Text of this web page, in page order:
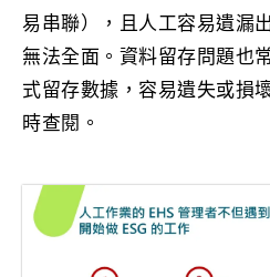
易串聯），且人工容易遺漏
無法全面。資料留存問題也
式留存數據，容易遺失或損
時查閱。